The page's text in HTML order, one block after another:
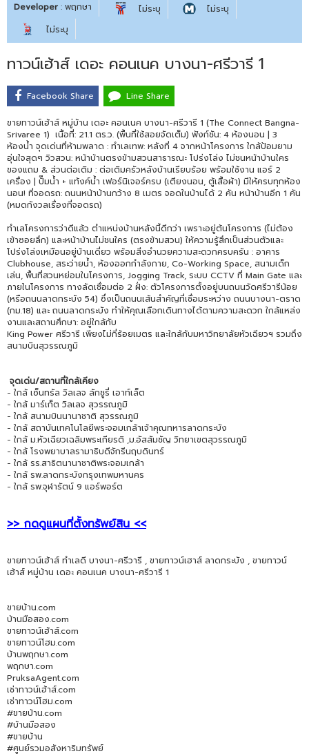
Developer : พฤกษา ไม่ระบุ
ไม่ระบุ
ไม่ระบุ
ทาวน์เฮ้าส์ เดอะ คอนเนค บางนา-ศรีวารี 1
Facebook Share Line Share
ขายทาวน์เฮ้าส์ หมู่บ้าน เดอะ คอนเนค บางนา-ศรีวารี 1 (The Connect Bangna-
Srivaree 1) เนื้อที่: 21.1 ตร.ว. (พื้นที่ใช้สอยจัดเต็ม) ฟังก์ชัน: 4 ห้องนอน | 3
ห้องน้ำ จุดเด่นที่ห้ามพลาด : ทำเลเทพ: หลังที่ 4 จากหน้าโครงการ ใกล้ป้อมยาม
อุ่นใจสุดๆ วิวสวน: หน้าบ้านตรงข้ามสวนสาธารณะ โปร่งโล่ง ไม่ชนหน้าบ้านใคร
ของแถม & ส่วนต่อเติม : ต่อเติมครัวหลังบ้านเรียบร้อย พร้อมใช้งาน แอร์ 2
เครื่อง | ปั๊มน้ำ + แท้งค์น้ำ เฟอร์นิเจอร์ครบ (เตียงนอน, ตู้เสื้อผ้า) มีให้ครบทุกห้อง
นอน! ที่จอดรถ: ถนนหน้าบ้านกว้าง 8 เมตร จอดในบ้านได้ 2 คัน หน้าบ้านอีก 1 คัน
(หมดกังวลเรื่องที่จอดรถ)
ทำเลโครงการว่าดีแล้ว ตำแหน่งบ้านหลังนี้ดีกว่า เพราะอยู่ต้นโครงการ (ไม่ต้อง
เข้าซอยลึก) และหน้าบ้านไม่ชนใคร (ตรงข้ามสวน) ให้ความรู้สึกเป็นส่วนตัวและ
โปร่งโล่งเหมือนอยู่บ้านเดี่ยว พร้อมสิ่งอำนวยความสะดวกครบครัน : อาคาร
Clubhouse, สระว่ายน้ำ, ห้องออกกำลังกาย, Co-Working Space, สนามเด็ก
เล่น, พื้นที่สวนหย่อมในโครงการ, Jogging Track, ระบบ CCTV ที่ Main Gate และ
ภายในโครงการ ทางลัดเชื่อมต่อ 2 ฝั่ง: ตัวโครงการตั้งอยู่บนถนนวัดศรีวารีน้อย
(หรือถนนลาดกระบัง 54) ซึ่งเป็นถนนเส้นสำคัญที่เชื่อมระหว่าง ถนนบางนา-ตราด
(กม.18) และ ถนนลาดกระบัง ทำให้คุณเลือกเดินทางได้ตามความสะดวก ใกล้แหล่ง
งานและสถานศึกษา: อยู่ใกล้กับ
King Power ศรีวารี เพียงไม่กี่ร้อยเมตร และใกล้กับมหาวิทยาลัยหัวเฉียวฯ รวมถึง
สนามบินสุวรรณภูมิ
จุดเด่น/สถานที่ใกล้เคียง
- ใกล้ เซ็นทรัล วิลเลจ ลักชูรี่ เอาท์เล็ต
- ใกล้ มาร์เก็ต วิลเลจ สุวรรณภูมิ
- ใกล้ สนามบินนานาชาติ สุวรรณภูมิ
- ใกล้ สถาบันเทคโนโลยีพระจอมเกล้าเจ้าคุณทหารลาดกระบัง
- ใกล้ ม.หัวเฉียวเฉลิมพระเกียรติ ,ม.อัสสัมชัญ วิทยาเขตสุวรรณภูมิ
- ใกล้ โรงพยาบาลรามาธิบดีจักรีนฤบดินทร์
- ใกล้ รร.สาธิตนานาชาติพระจอมเกล้า
- ใกล้ รพ.ลาดกระบังกรุงเทพมหานคร
- ใกล้ รพ.จุฬารัตน์ 9 แอร์พอร์ต
>> กดดูแผนที่ตั้งทรัพย์สิน <<
ขายทาวน์เฮ้าส์ ทำเลดี บางนา-ศรีวารี , ขายทาวน์เฮาส์ ลาดกระบัง , ขายทาวน์
เฮ้าส์ หมู่บ้าน เดอะ คอนเนค บางนา-ศรีวารี 1
ขายบ้าน.com
บ้านมือสอง.com
ขายทาวน์เฮ้าส์.com
ขายทาวน์โฮม.com
บ้านพฤกษา.com
พฤกษา.com
PruksaAgent.com
เช่าทาวน์เฮ้าส์.com
เช่าทาวน์โฮม.com
#ขายบ้าน.com
#บ้านมือสอง
#ขายบ้าน
#ศูนย์รวมอสังหาริมทรัพย์